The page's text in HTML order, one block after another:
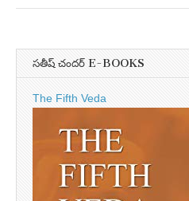
సతీష్ చందర్ E-BOOKS
The Fifth Veda